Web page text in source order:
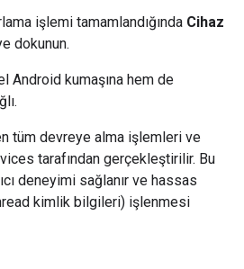
işlemi tamamlandığında Cihaz
dokunun.
Android kumaşına hem de
tüm devreye alma işlemleri ve
tarafından gerçekleştirilir. Bu
deneyimi sağlanır ve hassas
kimlik bilgileri) işlenmesi